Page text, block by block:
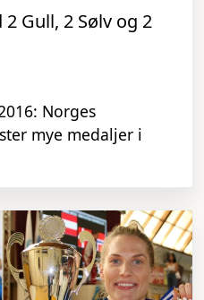
Gull, 2 Sølv og 2
Norges
mye medaljer i